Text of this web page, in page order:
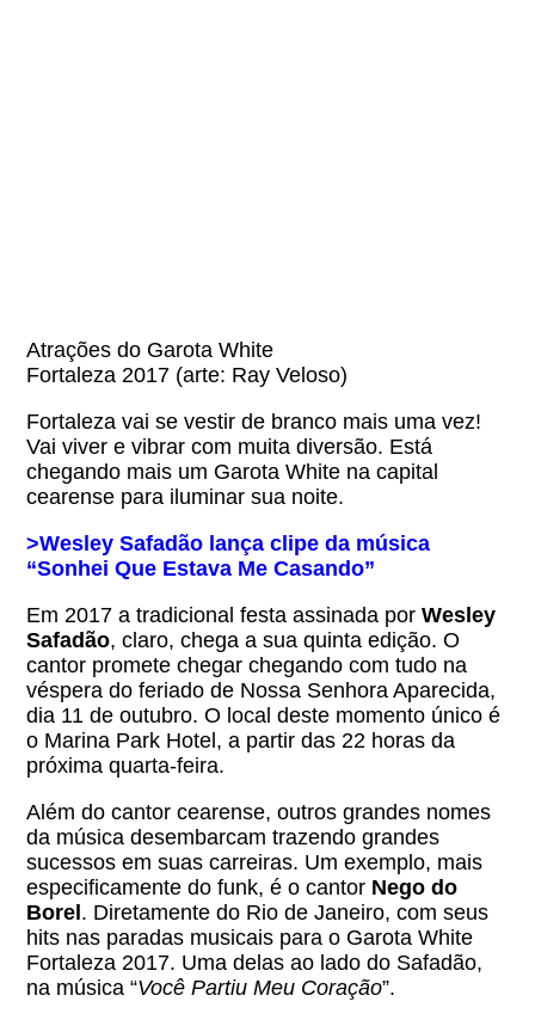
Atrações do Garota White
Fortaleza 2017 (arte: Ray Veloso)
Fortaleza vai se vestir de branco mais uma vez!
Vai viver e vibrar com muita diversão. Está
chegando mais um Garota White na capital
cearense para iluminar sua noite.
>Wesley Safadão lança clipe da música
“Sonhei Que Estava Me Casando”
Em 2017 a tradicional festa assinada porWesley
Safadão, claro, chega a sua quinta edição. O
cantor promete chegar chegando com tudo na
véspera do feriado de Nossa Senhora Aparecida,
dia 11 de outubro. O local deste momento único é
o Marina Park Hotel, a partir das 22 horas da
próxima quarta-feira.
Além do cantor cearense, outros grandes nomes
da música desembarcam trazendo grandes
sucessos em suas carreiras. Um exemplo, mais
especificamente do funk, é o cantor Nego do
Borel. Diretamente do Rio de Janeiro, com seus
hits nas paradas musicais para o Garota White
Fortaleza 2017. Uma delas ao lado do Safadão,
na música “Você Partiu Meu Coração”.